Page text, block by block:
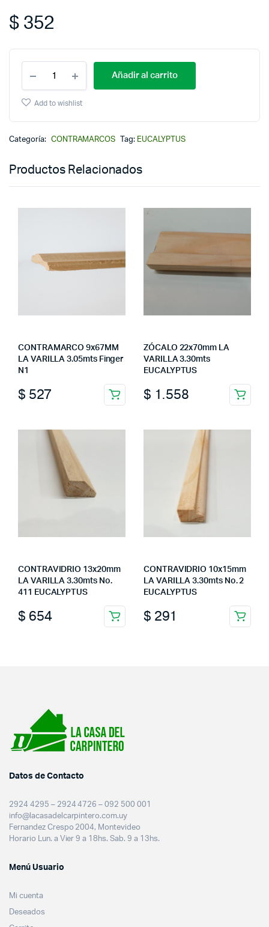
$352
Añadir al carrito
Add to wishlist
Categoría: CONTRAMARCOS Tag: EUCALYPTUS
Productos Relacionados
CONTRAMARCO 9x67MM
LA VARILLA 3.05mts Finger
N1
$ 527
ZÓCALO 22x70mm LA
VARILLA 3.30mts
EUCALYPTUS
$ 1.558
CONTRAVIDRIO 13x20mm
LA VARILLA 3.30mts No.
411 EUCALYPTUS
$ 654
CONTRAVIDRIO 10x15mm
LA VARILLA 3.30mts No. 2
EUCALYPTUS
$ 291
Datos de Contacto
2924 4295 – 2924 4726 – 092 500 001
info@lacasadelcarpintero.com.uy
Fernandez Crespo 2004, Montevideo
Horario Lun. a Vier 9 a 18hs. Sab. 9 a 13hs.
Menú Usuario
Mi cuenta
Deseados